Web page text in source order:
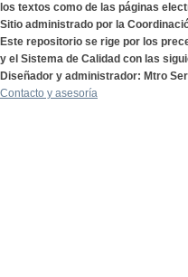
los textos como de las páginas
Sitio administrado por la
Este repositorio se rige por los
y el Sistema de Calidad con las
Diseñador y administrador: Mtro
Contacto y asesoría